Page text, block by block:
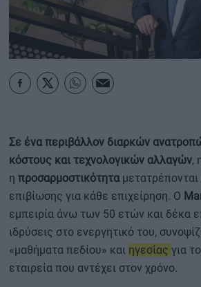
ΟΡΟΙ ΧΡΗΣΗΣ
ΕΠΙΚΟΙΝΩΝΙΑ
Σε ένα περιβάλλον διαρκών
κόστους και τεχνολογικών αλλαγών,
η προσαρμοστικότητα
επιβίωσης για κάθε επιχείρηση. Ο
εμπειρία άνω των 50 ετών και δέκα
ιδρύσεις στο ενεργητικό του,
«μαθήματα πεδίου» και ηγεσίας για
εταιρεία που αντέχει στον χρόνο.